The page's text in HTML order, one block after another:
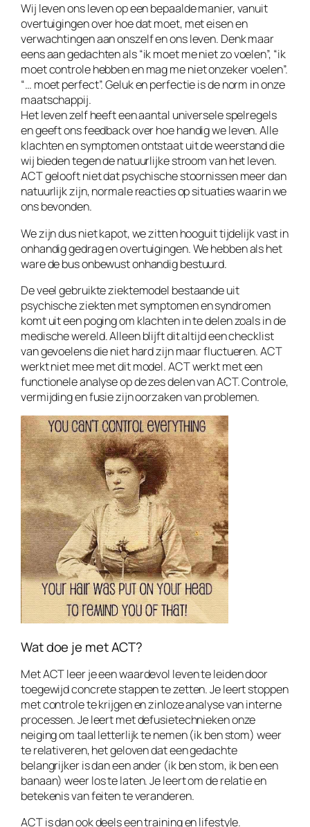
Wij leven ons leven op een bepaalde manier, vanuit
overtuigingen over hoe dat moet, met eisen en
verwachtingen aan onszelf en ons leven. Denk maar
eens aan gedachten als “ik moet me niet zo voelen”, “ik
moet controle hebben en mag me niet onzeker voelen”.
“… moet perfect”. Geluk en perfectie is de norm in onze
maatschappij.
Het leven zelf heeft een aantal universele spelregels
en geeft ons feedback over hoe handig we leven. Alle
klachten en symptomen ontstaat uit de weerstand die
wij bieden tegen de natuurlijke stroom van het leven.
ACT gelooft niet dat psychische stoornissen meer dan
natuurlijk zijn, normale reacties op situaties waarin we
ons bevonden.
We zijn dus niet kapot, we zitten hooguit tijdelijk vast in
onhandig gedrag en overtuigingen. We hebben als het
ware de bus onbewust onhandig bestuurd.
De veel gebruikte ziektemodel bestaande uit
psychische ziekten met symptomen en syndromen
komt uit een poging om klachten in te delen zoals in de
medische wereld. Alleen blijft dit altijd een checklist
van gevoelens die niet hard zijn maar fluctueren. ACT
werkt niet mee met dit model. ACT werkt met een
functionele analyse op de zes delen van ACT. Controle,
vermijding en fusie zijn oorzaken van problemen.
Wat doe je met ACT?
Met ACT leer je een waardevol leven te leiden door
toegewijd concrete stappen te zetten. Je leert stoppen
met controle te krijgen en zinloze analyse van interne
processen. Je leert met defusietechnieken onze
neiging om taal letterlijk te nemen (ik ben stom) weer
te relativeren, het geloven dat een gedachte
belangrijker is dan een ander (ik ben stom, ik ben een
banaan) weer los te laten. Je leert om de relatie en
betekenis van feiten te veranderen.
ACT is dan ook deels een training en lifestyle.